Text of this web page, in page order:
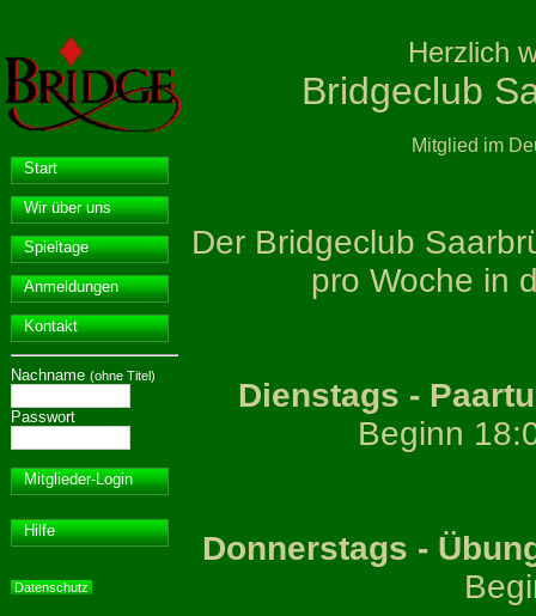
Herzlich
Bridgeclub
Mitglied im
Start
Wir über uns
Spieltage
Anmeldungen
Kontakt
Nachname (ohne Titel)
Passwort
Mitglieder-Login
Hilfe
Datenschutz
Der Bridgeclub
pro Woche in
Dienstags -
Beginn
Donnerstags -